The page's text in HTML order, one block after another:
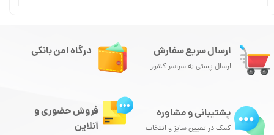
ارسال سریع سفارش
ارسال پستی به سراسر کشور
درگاه امن بانکی
پشتیبانی و مشاوره
کمک در تعیین سایز و انتخاب
فروش حضوری و
آنلاین